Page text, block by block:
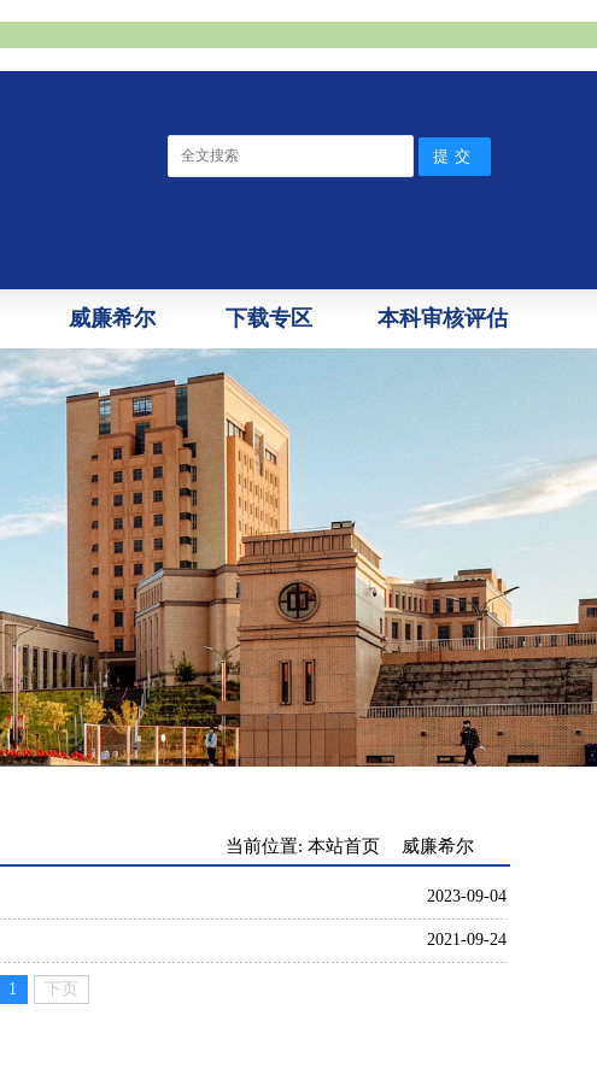
威廉希尔 下载专区 本科审核评估
当前位置: 本站首页 威廉希尔
2023-09-04
2021-09-24
1 下页